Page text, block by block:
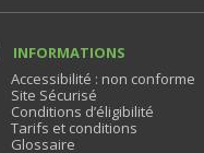
INFORMATIONS
Accessibilité : non conforme
Site Sécurisé
Conditions d’éligibilité
Tarifs et conditions
Glossaire